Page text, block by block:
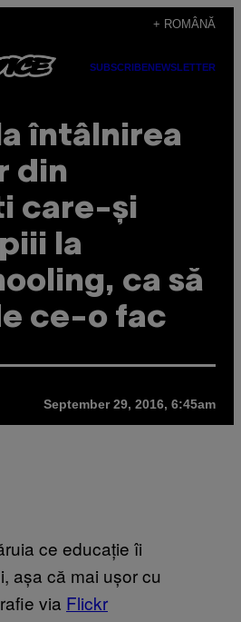
+ ROMÂNĂ
SUBSCRIBENEWSLETTER
întâlnirea
din
care-și
la
ca să
ce-o fac
September 29, 2016, 6:45am
ce educație îi
așa că mai ușor cu
via Flickr